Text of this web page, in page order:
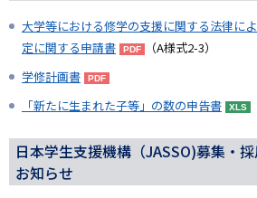
大学等における修学の支援に関する法律に
定に関する申請書
（A様式2-3）
学修計画書
「新たに生まれた子等」の数の申告書
日本学生支援機構（JASSO)募集・
お知らせ